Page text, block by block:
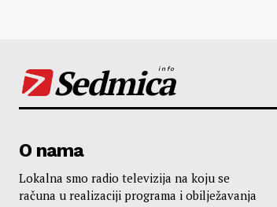
Sedmica
info
O nama
Lokalna smo radio televizija na koju se
računa u realizaciji programa i obilježavanja